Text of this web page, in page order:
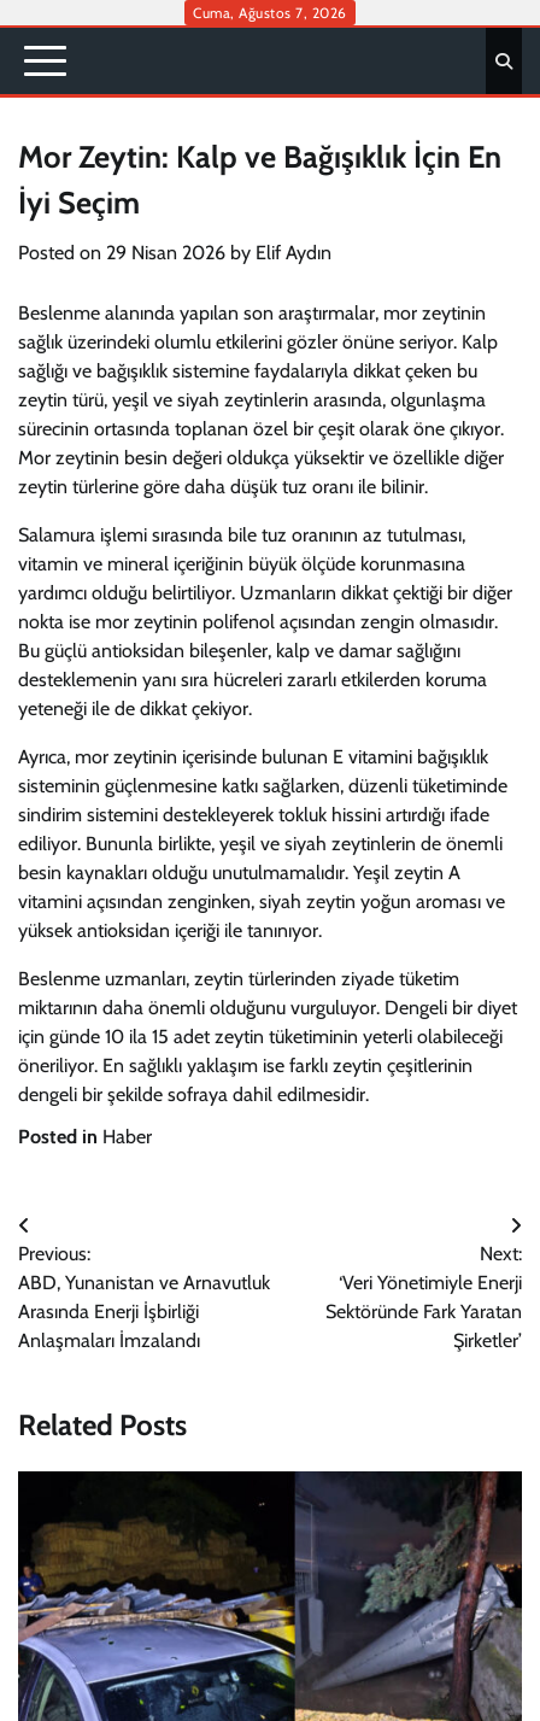
content
Cuma, Ağustos 7, 2026
Mor Zeytin: Kalp ve Bağışıklık İçin En
İyi Seçim
Posted on 29 Nisan 2026 by Elif Aydın
Beslenme alanında yapılan son araştırmalar, mor zeytinin
sağlık üzerindeki olumlu etkilerini gözler önüne seriyor. Kalp
sağlığı ve bağışıklık sistemine faydalarıyla dikkat çeken bu
zeytin türü, yeşil ve siyah zeytinlerin arasında, olgunlaşma
sürecinin ortasında toplanan özel bir çeşit olarak öne çıkıyor.
Mor zeytinin besin değeri oldukça yüksektir ve özellikle diğer
zeytin türlerine göre daha düşük tuz oranı ile bilinir.
Salamura işlemi sırasında bile tuz oranının az tutulması,
vitamin ve mineral içeriğinin büyük ölçüde korunmasına
yardımcı olduğu belirtiliyor. Uzmanların dikkat çektiği bir diğer
nokta ise mor zeytinin polifenol açısından zengin olmasıdır.
Bu güçlü antioksidan bileşenler, kalp ve damar sağlığını
desteklemenin yanı sıra hücreleri zararlı etkilerden koruma
yeteneği ile de dikkat çekiyor.
Ayrıca, mor zeytinin içerisinde bulunan E vitamini bağışıklık
sisteminin güçlenmesine katkı sağlarken, düzenli tüketiminde
sindirim sistemini destekleyerek tokluk hissini artırdığı ifade
ediliyor. Bununla birlikte, yeşil ve siyah zeytinlerin de önemli
besin kaynakları olduğu unutulmamalıdır. Yeşil zeytin A
vitamini açısından zenginken, siyah zeytin yoğun aroması ve
yüksek antioksidan içeriği ile tanınıyor.
Beslenme uzmanları, zeytin türlerinden ziyade tüketim
miktarının daha önemli olduğunu vurguluyor. Dengeli bir diyet
için günde 10 ila 15 adet zeytin tüketiminin yeterli olabileceği
öneriliyor. En sağlıklı yaklaşım ise farklı zeytin çeşitlerinin
dengeli bir şekilde sofraya dahil edilmesidir.
Posted in Haber
Yazı
gezinmesi
Previous:
ABD, Yunanistan ve Arnavutluk
Arasında Enerji İşbirliği
Anlaşmaları İmzalandı
Next:
‘Veri Yönetimiyle Enerji
Sektöründe Fark Yaratan
Şirketler’
Related Posts